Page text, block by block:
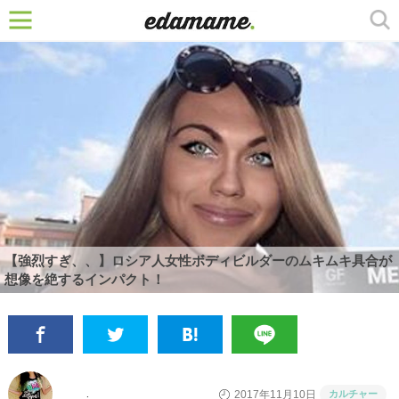
【強烈すぎ、、】ロシア人女性ボディビルダーのムキムキ具合が
想像を絶するインパクト！
2017年11月10日 カルチャー